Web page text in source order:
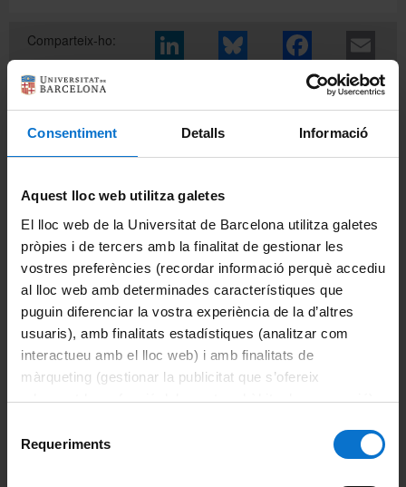
Consentiment Detalls Informació
Aquest lloc web utilitza galetes
El lloc web de la Universitat de Barcelona utilitza galetes
pròpies i de tercers amb la finalitat de gestionar les
vostres preferències (recordar informació perquè accediu
al lloc web amb determinades característiques que
puguin diferenciar la vostra experiència de la d’altres
usuaris), amb finalitats estadístiques (analitzar com
interactueu amb el lloc web) i amb finalitats de
màrqueting (gestionar la publicitat que s’ofereix
adequant-la en funció dels vostres hàbits de navegació).
consultar laPolítica de galetes del lloc web de la
Requeriments
Informació del grau
Comparteix-ho:
BECA GENERALITAT / MINISTERI CURS 2026-27
Prematrícula troncals, grups de pràctiques i optatives del
grau en Medicina curs 2026-27- Del 20 al 23 de juliol -
Informació actualitzada